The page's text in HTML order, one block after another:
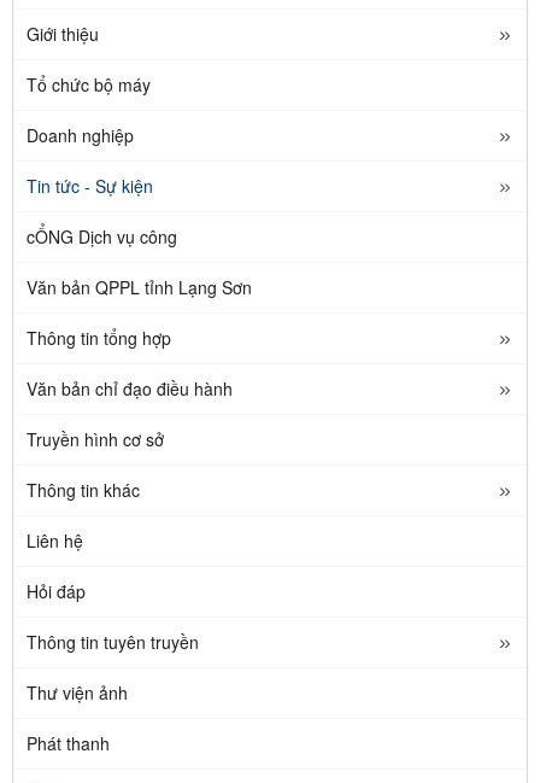
Giới thiệu
Tổ chức bộ máy
Doanh nghiệp
Tin tức - Sự kiện
cỔNG Dịch vụ công
Văn bản QPPL tỉnh Lạng Sơn
Thông tin tổng hợp
Văn bản chỉ đạo điều hành
Truyền hình cơ sở
Thông tin khác
Liên hệ
Hỏi đáp
Thông tin tuyên truyền
Thư viện ảnh
Phát thanh